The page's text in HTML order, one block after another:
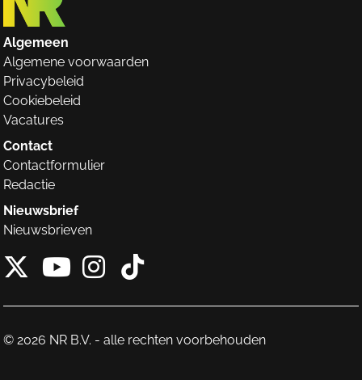
Algemeen
Algemene voorwaarden
Privacybeleid
Cookiebeleid
Vacatures
Contact
Contactformulier
Redactie
Nieuwsbrief
Nieuwsbrieven
X van NieuwRechts
Instagram van
Tiktok van
© 2026 NR B.V. - alle rechten voorbehouden